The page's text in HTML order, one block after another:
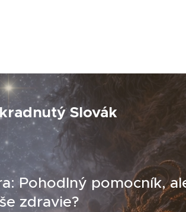
Slovák
Pohodlný pomocník,
zdravie?